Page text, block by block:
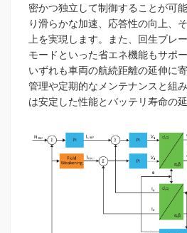
密かつ独立して制御することが可
り滑らかな加速、応答性の向上、
上を実現します。また、回生ブレ
モードといった省エネ機能もサポ
いずれも車両の航続距離の延伸に
管理や定期的なメンテナンスと組
は安定した性能とバッテリ寿命の